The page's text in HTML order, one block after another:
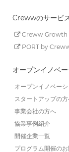
Crewwのサービ
Creww Growth
PORT by
オープンイノベ
オープンイノベー
スタートアップの
事業会社の方へ
協業事例紹介
開催企業一覧
プログラム開催の